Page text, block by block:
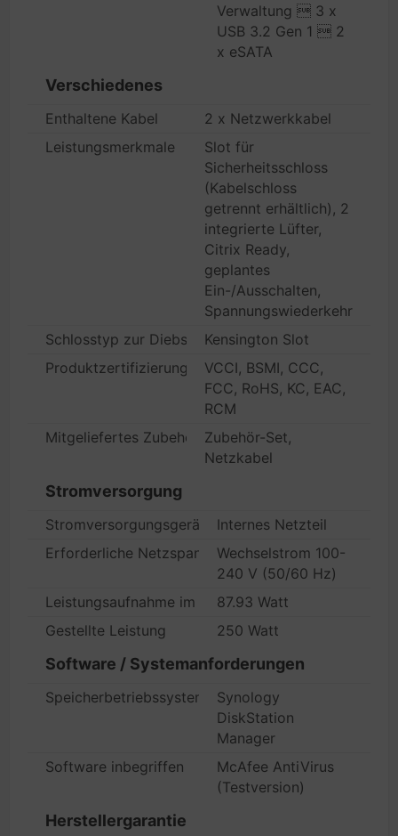
Verwaltung  3 x
USB 3.2 Gen 1  2
x eSATA
Verschiedenes
Enthaltene Kabel
2 x Netzwerkkabel
Leistungsmerkmale
Slot für
Sicherheitsschloss
(Kabelschloss
getrennt erhältlich), 2
integrierte Lüfter,
Citrix Ready,
geplantes
Ein-/Ausschalten,
Spannungswiederkehr
Schlosstyp zur Diebstahlsicherung
Kensington Slot
Produktzertifizierungen VCCI, BSMI, CCC,
FCC, RoHS, KC, EAC,
RCM
Mitgeliefertes Zubehör
Zubehör-Set,
Netzkabel
Stromversorgung
Stromversorgungsgerät
Internes Netzteil
Erforderliche NetzspannungWechselstrom 100-
240 V (50/60 Hz)
Leistungsaufnahme im Betrieb87.93 Watt
Gestellte Leistung
250 Watt
Software / Systemanforderungen
Speicherbetriebssystem
Synology
DiskStation
Manager
Software inbegriffen
McAfee AntiVirus
(Testversion)
Herstellergarantie